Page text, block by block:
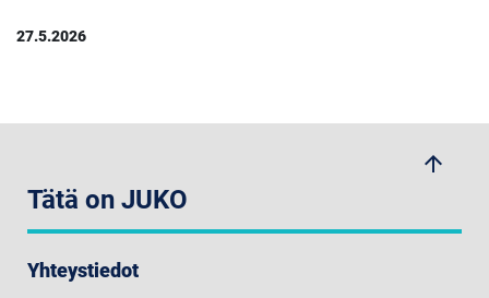
27.5.2026
arrow_upwards
Tätä on JUKO
Yhteystiedot